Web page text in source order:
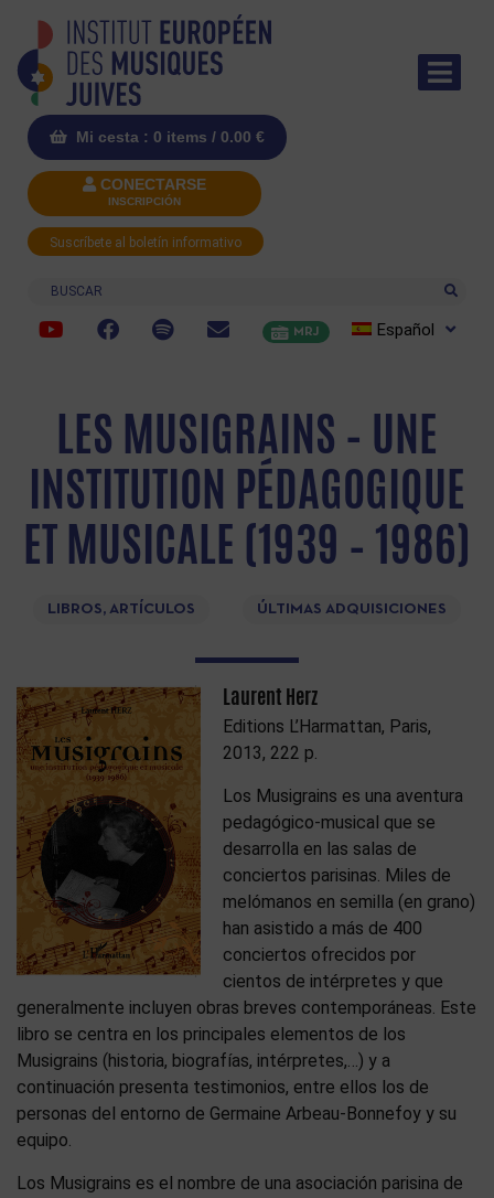
Mi cesta : 0 items / 0.00 €
CONECTARSE
INSCRIPCIÓN
Suscríbete al boletín informativo
Buscar
MRJ Español
LES MUSIGRAINS – UNE
INSTITUTION PÉDAGOGIQUE
ET MUSICALE (1939 – 1986)
LIBROS, ARTÍCULOS ÚLTIMAS ADQUISICIONES
Laurent Herz
Editions L’Harmattan, Paris,
2013, 222 p.
Los Musigrains es una aventura
pedagógico-musical que se
desarrolla en las salas de
conciertos parisinas. Miles de
melómanos en semilla (en grano)
han asistido a más de 400
conciertos ofrecidos por
cientos de intérpretes y que
generalmente incluyen obras breves contemporáneas. Este
libro se centra en los principales elementos de los
Musigrains (historia, biografías, intérpretes,…) y a
continuación presenta testimonios, entre ellos los de
personas del entorno de Germaine Arbeau-Bonnefoy y su
equipo.
Los Musigrains es el nombre de una asociación parisina de